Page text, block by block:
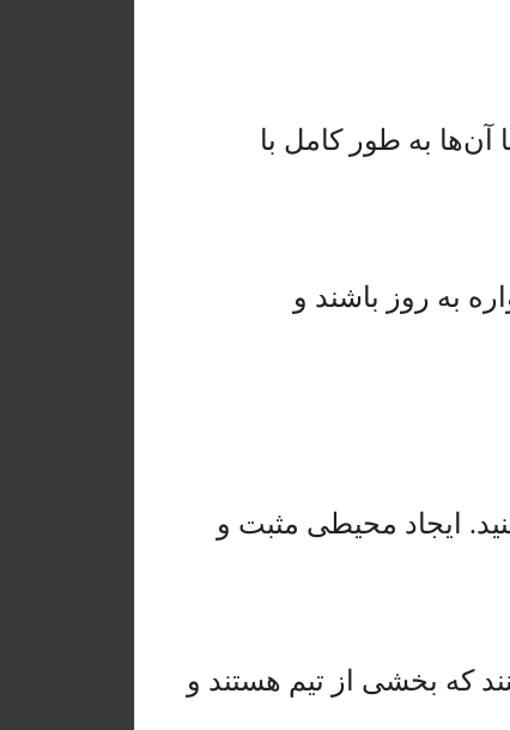
به طور کامل با
به روز باشند و
ایجاد محیطی مثبت و
که بخشی از تیم هستند و